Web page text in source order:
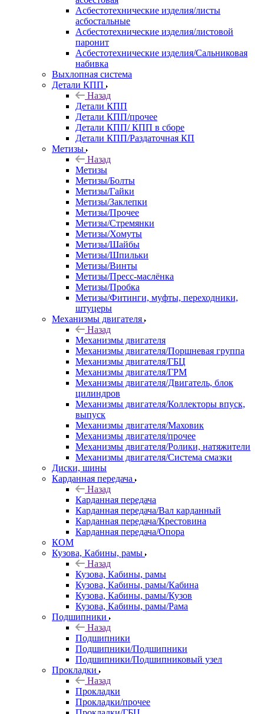
Асбестотехнические изделия/листы
асбостальные
Асбестотехнические изделия/листовой
паронит
Асбестотехнические изделия/Сальниковая
набивка
Выхлопная система
Детали КПП
Назад
Детали КПП
Детали КПП/прочее
Детали КПП/ КПП в сборе
Детали КПП/Раздаточная КП
Метизы
Назад
Метизы
Метизы/Болты
Метизы/Гайки
Метизы/Заклепки
Метизы/Прочее
Метизы/Стремянки
Метизы/Хомуты
Метизы/Шайбы
Метизы/Шпильки
Метизы/Винты
Метизы/Пресс-маслёнка
Метизы/Пробка
Метизы/Фитинги, муфты, переходники,
штуцеры
Механизмы двигателя
Назад
Механизмы двигателя
Механизмы двигателя/Поршневая группа
Механизмы двигателя/ГБЦ
Механизмы двигателя/ГРМ
Механизмы двигателя/Двигатель, блок
цилиндров
Механизмы двигателя/Коллекторы впуск,
выпуск
Механизмы двигателя/Маховик
Механизмы двигателя/прочее
Механизмы двигателя/Ролики, натяжители
Механизмы двигателя/Система смазки
Диски, шины
Карданная передача
Назад
Карданная передача
Карданная передача/Вал карданный
Карданная передача/Крестовина
Карданная передача/Опора
КОМ
Кузова, Кабины, рамы
Назад
Кузова, Кабины, рамы
Кузова, Кабины, рамы/Кабина
Кузова, Кабины, рамы/Кузов
Кузова, Кабины, рамы/Рама
Подшипники
Назад
Подшипники
Подшипники/Подшипники
Подшипники/Подшипниковый узел
Прокладки
Назад
Прокладки
Прокладки/прочее